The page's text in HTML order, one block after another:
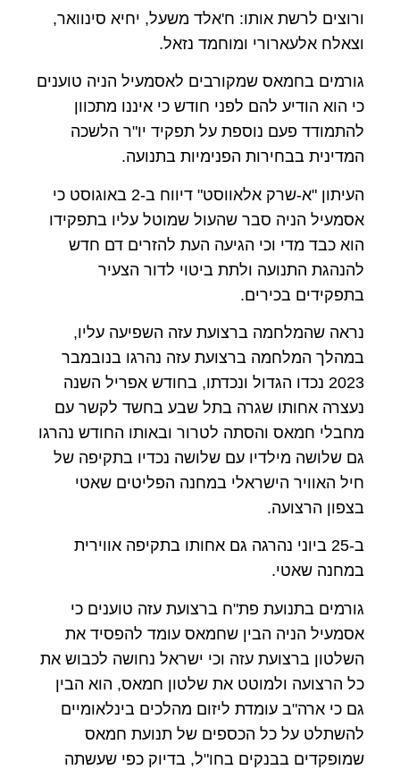
ורוצים לרשת אותו: ח'אלד משעל, יחיא סינוואר,
וצאלח אלעארורי ומוחמד נזאל.
גורמים בחמאס שמקורבים לאסמעיל הניה טוענים
כי הוא הודיע להם לפני חודש כי איננו מתכוון
להתמודד פעם נוספת על תפקיד יו"ר הלשכה
המדינית בבחירות הפנימיות בתנועה.
העיתון "א-שרק אלאווסט" דיווח ב-2 באוגוסט כי
אסמעיל הניה סבר שהעול שמוטל עליו בתפקידו
הוא כבד מדי וכי הגיעה העת להזרים דם חדש
להנהגת התנועה ולתת ביטוי לדור הצעיר
בתפקידים בכירים.
נראה שהמלחמה ברצועת עזה השפיעה עליו,
במהלך המלחמה ברצועת עזה נהרגו בנובמבר
2023 נכדו הגדול ונכדתו, בחודש אפריל השנה
נעצרה אחותו שגרה בתל שבע בחשד לקשר עם
מחבלי חמאס והסתה לטרור ובאותו החודש נהרגו
גם שלושה מילדיו עם שלושה נכדיו בתקיפה של
חיל האוויר הישראלי במחנה הפליטים שאטי
בצפון הרצועה.
ב-25 ביוני נהרגה גם אחותו בתקיפה אווירית
במחנה שאטי.
גורמים בתנועת פת"ח ברצועת עזה טוענים כי
אסמעיל הניה הבין שחמאס עומד להפסיד את
השלטון ברצועת עזה וכי ישראל נחושה לכבוש את
כל הרצועה ולמוטט את שלטון חמאס, הוא הבין
גם כי ארה"ב עומדת ליזום מהלכים בינלאומיים
להשתלט על כל הכספים של תנועת חמאס
שמופקדים בבנקים בחו"ל, בדיוק כפי שעשתה